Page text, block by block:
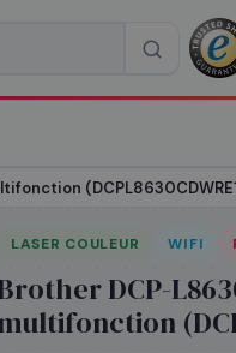
LASER COULEUR WIFI
DCP-